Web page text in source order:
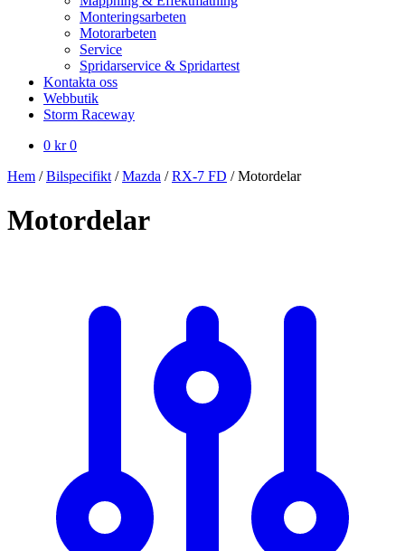
Monteringsarbeten
Motorarbeten
Service
Spridarservice & Spridartest
Kontakta oss
Webbutik
Storm Raceway
0 kr 0
Hem /Bilspecifikt /Mazda /RX-7 FD /Motordelar
Motordelar